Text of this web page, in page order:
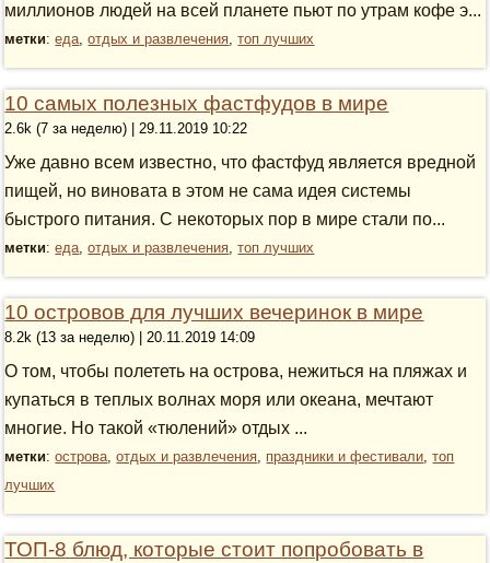
миллионов людей на всей планете пьют по утрам кофе э...
метки:еда,отдых и развлечения,топ лучших
10 самых полезных фастфудов в мире
2.6k (7 за неделю) | 29.11.2019 10:22
Уже давно всем известно, что фастфуд является вредной
пищей, но виновата в этом не сама идея системы
быстрого питания. С некоторых пор в мире стали по...
метки:еда,отдых и развлечения,топ лучших
10 островов для лучших вечеринок в мире
8.2k (13 за неделю) | 20.11.2019 14:09
О том, чтобы полететь на острова, нежиться на пляжах и
купаться в теплых волнах моря или океана, мечтают
многие. Но такой «тюлений» отдых ...
метки:острова,отдых и развлечения, праздники и фестивали,топ
лучших
ТОП-8 блюд, которые стоит попробовать в